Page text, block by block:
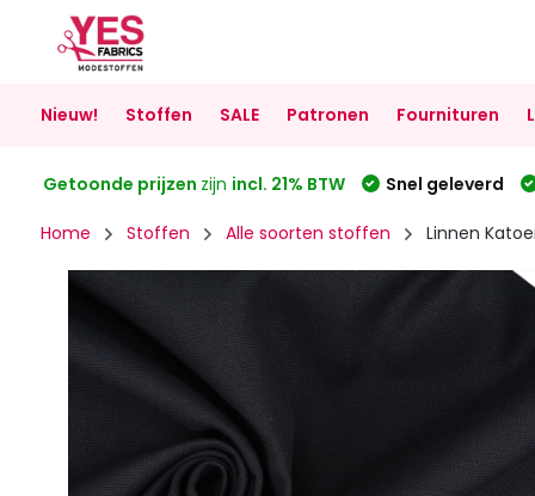
Nieuw! Stoffen SALE Patronen Fournituren
Getoonde prijzen zijn incl. 21% BTW Snel geleverd
Home Stoffen Alle soorten stoffen Linnen